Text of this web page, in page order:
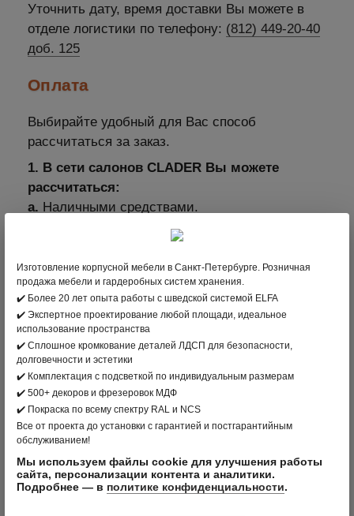
Уточнить дату, время доставки Вы можете в
отделе логистики по телефону: (812) 449-20-40
доб. 125
Оплата
Выбирайте удобный для Вас способ
рассчитаться за заказ.
1. В сети салонов CLADER Вы можете
рассчитаться:
а. Наличными средствами.
Оплатить через терминал с помощью
платежных систем: МИР, VISA International,
Mastercard Worldwide, JCB.
2. В интернет-магазине clader.ru с помощью
пластиковой карты
Для выбора оплаты товара с помощью
банковской карты на соответствующей
странице необходимо нажать кнопку Оплата
заказа банковской картой. Оплата происходит
через ПАО СБЕРБАНК с использованием
банковских карт следующих платёжных
систем: МИР, VISA International, Mastercard
Worldwide, JCB
Изготовление корпусной мебели в Санкт-Петербурге. Розничная
продажа мебели и гардеробных систем хранения.
✔️ Более 20 лет опыта работы с шведской системой ELFA
✔️ Экспертное проектирование любой площади, идеальное
использование пространства
✔️ Сплошное кромкование деталей ЛДСП для безопасности,
долговечности и эстетики
✔️ Комплектация с подсветкой по индивидуальным размерам
✔️ 500+ декоров и фрезеровок МДФ
✔️ Покраска по всему спектру RAL и NCS
Все от проекта до установки с гарантией и постгарантийным
обслуживанием!
Мы используем файлы cookie для улучшения работы
сайта, персонализации контента и аналитики.
Подробнее — в политике конфиденциальности.